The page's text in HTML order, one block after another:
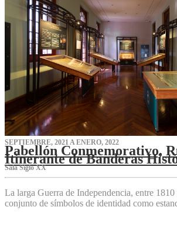
SEPTIEMBRE, 2021 A ENERO, 2022
Pabellón Conmemorativo,
Itinerante de Banderas
Sala Siglo XX
La larga Guerra de Independencia, entre
conjunto de símbolos de identidad como